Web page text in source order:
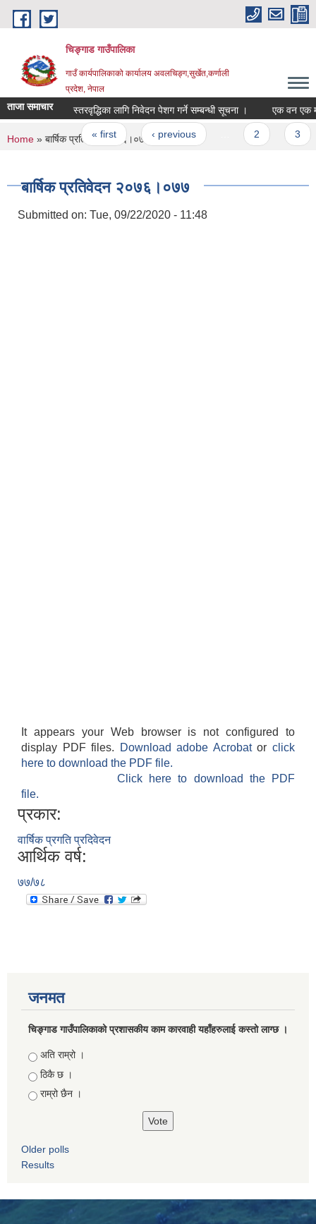
Skip to main content
चिङ्गाड गाउँपालिका
गाउँ कार्यपालिकाको कार्यालय अवलचिङ्ग,सुर्खेत,कर्णाली
प्रदेश, नेपाल
ताजा समाचार स्तरवृद्धिका लागि निवेदन पेशग गर्ने सम्बन्धी सूचना । एक वन एक
Pages
« first ‹ previous
You are here
Home » बार्षिक प्रतिवेदन २०७६।०७७
बार्षिक प्रतिवेदन २०७६।०७७
Submitted on: Tue, 09/22/2020 - 11:48
It appears your Web browser is not configured to
display PDF files.
Download adobe Acrobatorclick
here to download the PDF file.
Click here to download the PDF
file.
प्रकार:
वार्षिक प्रगति प्रदिवेदन
आर्थिक वर्ष:
७७/७८
जनमत
चिङ्गाड गाउँपालिकाको प्रशासकीय काम कारवाही यहाँहरुलाई कस्तो लाग्छ ।
Choices
अति राम्रो ।
ठिकै छ ।
राम्रो छैन ।
Older polls
Results